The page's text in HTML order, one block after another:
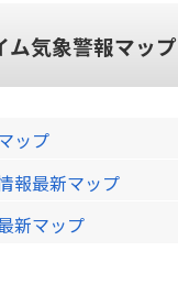
ム気象警報マップ
ップ
報最新マップ
新マップ